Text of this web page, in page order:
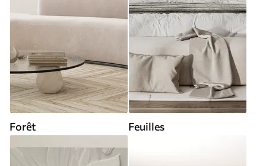
Forêt Feuilles